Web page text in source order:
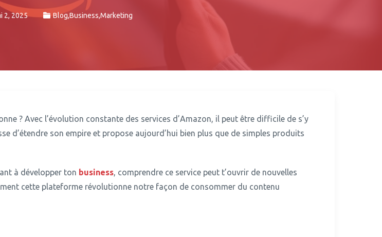
2, 2025 Blog,Business,Marketing
? Avec l’évolution constante des services d’Amazon, il peut être difficile de s’y
d’étendre son empire et propose aujourd’hui bien plus que de simples produits
à développer ton business, comprendre ce service peut t’ouvrir de nouvelles
cette plateforme révolutionne notre façon de consommer du contenu